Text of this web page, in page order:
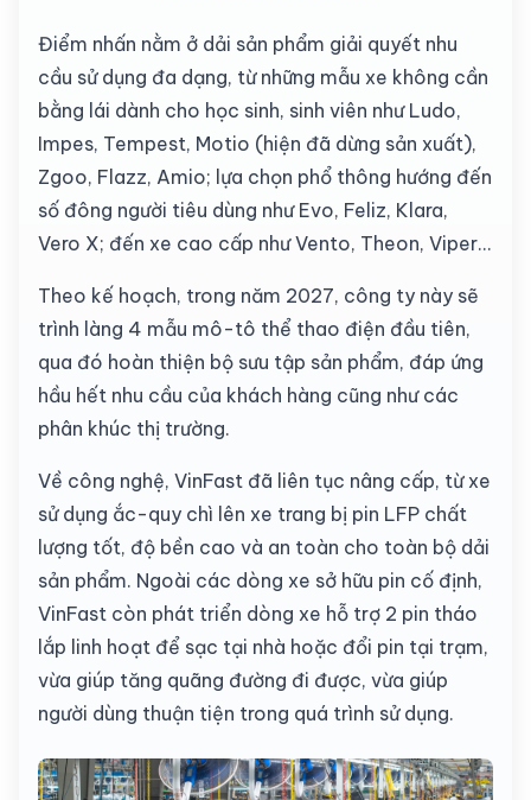
Điểm nhấn nằm ở dải sản phẩm giải quyết nhu
cầu sử dụng đa dạng, từ những mẫu xe không cần
bằng lái dành cho học sinh, sinh viên như Ludo,
Impes, Tempest, Motio (hiện đã dừng sản xuất),
Zgoo, Flazz, Amio; lựa chọn phổ thông hướng đến
số đông người tiêu dùng như Evo, Feliz, Klara,
Vero X; đến xe cao cấp như Vento, Theon, Viper...
Theo kế hoạch, trong năm 2027, công ty này sẽ
trình làng 4 mẫu mô-tô thể thao điện đầu tiên,
qua đó hoàn thiện bộ sưu tập sản phẩm, đáp ứng
hầu hết nhu cầu của khách hàng cũng như các
phân khúc thị trường.
Về công nghệ, VinFast đã liên tục nâng cấp, từ xe
sử dụng ắc-quy chì lên xe trang bị pin LFP chất
lượng tốt, độ bền cao và an toàn cho toàn bộ dải
sản phẩm. Ngoài các dòng xe sở hữu pin cố định,
VinFast còn phát triển dòng xe hỗ trợ 2 pin tháo
lắp linh hoạt để sạc tại nhà hoặc đổi pin tại trạm,
vừa giúp tăng quãng đường đi được, vừa giúp
người dùng thuận tiện trong quá trình sử dụng.